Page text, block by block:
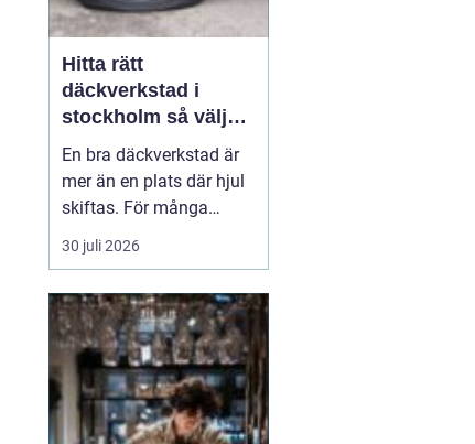
Hitta rätt
däckverkstad i
stockholm så väljer
du tryggt och smart
En bra däckverkstad är
mer än en plats där hjul
skiftas. För många
bilägare i Stockholm
handlar valet av
och trygghet i vardagen.
Med hektisk trafik,
skiftande väder och
trånga parkeringsgarage
behöver däcken fungera
30 juli 2026